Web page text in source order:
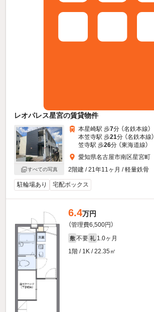
レオパレス星宮の賃貸物件
すべての写真
本星崎駅 歩7分 （名鉄本線）
本笠寺駅 歩21分 （名鉄本線）
笠寺駅 歩26分 （東海道線）
愛知県名古屋市南区星宮町
2階建 / 21年11ヶ月 / 軽量鉄骨
駐輪場あり 宅配ボックス
6.4万円
（管理費6,500円）
敷 不要 礼 1.0ヶ月
1階 / 1K / 22.35㎡